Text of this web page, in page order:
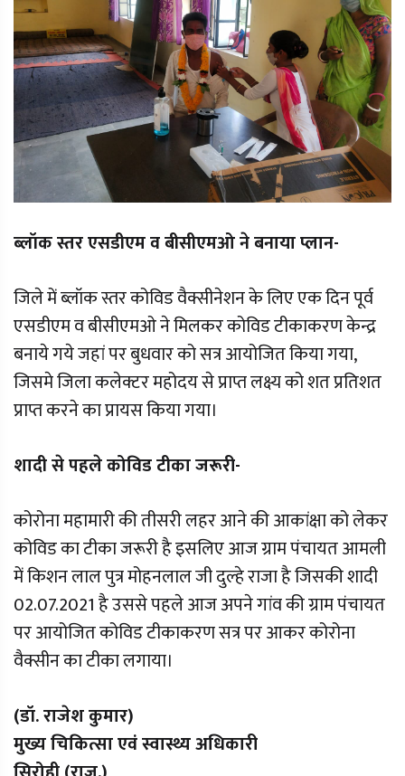
ब्लॉक स्तर एसडीएम व बीसीएमओ ने बनाया प्लान-
जिले में ब्लॉक स्तर कोविड वैक्सीनेशन के लिए एक दिन पूर्व
एसडीएम व बीसीएमओ ने मिलकर कोविड टीकाकरण केन्द्र
बनाये गये जहां पर बुधवार को सत्र आयोजित किया गया,
जिसमे जिला कलेक्टर महोदय से प्राप्त लक्ष्य को शत प्रतिशत
प्राप्त करने का प्रायस किया गया।
शादी से पहले कोविड टीका जरूरी-
कोरोना महामारी की तीसरी लहर आने की आकांक्षा को लेकर
कोविड का टीका जरूरी है इसलिए आज ग्राम पंचायत आमली
में किशन लाल पुत्र मोहनलाल जी दुल्हे राजा है जिसकी शादी
02.07.2021 है उससे पहले आज अपने गांव की ग्राम पंचायत
पर आयोजित कोविड टीकाकरण सत्र पर आकर कोरोना
वैक्सीन का टीका लगाया।
(डॉ. राजेश कुमार)
मुख्य चिकित्सा एवं स्वास्थ्य अधिकारी